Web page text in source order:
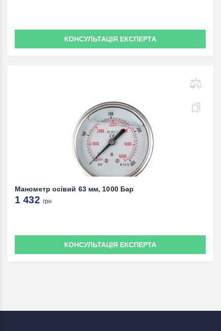
КОНСУЛЬТАЦІЯ ЕКСПЕРТА
Манометр осівий 63 мм, 1000 Бар
1 432 грн
КОНСУЛЬТАЦІЯ ЕКСПЕРТА